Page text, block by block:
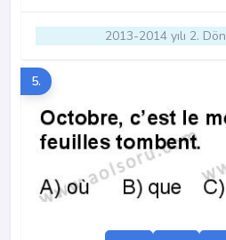
2013-2014 yılı 2.
5.